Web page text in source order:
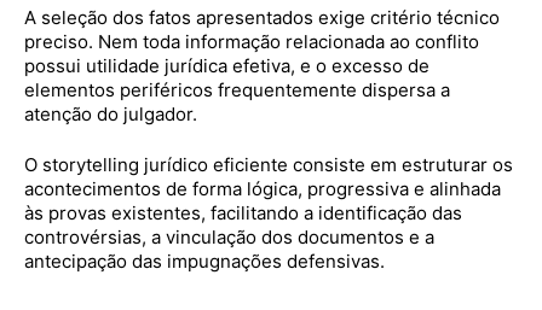
A seleção dos fatos apresentados exige critério técnico
preciso. Nem toda informação relacionada ao conflito
possui utilidade jurídica efetiva, e o excesso de
elementos periféricos frequentemente dispersa a
atenção do julgador.
O storytelling jurídico eficiente consiste em estruturar os
acontecimentos de forma lógica, progressiva e alinhada
às provas existentes, facilitando a identificação das
controvérsias, a vinculação dos documentos e a
antecipação das impugnações defensivas.